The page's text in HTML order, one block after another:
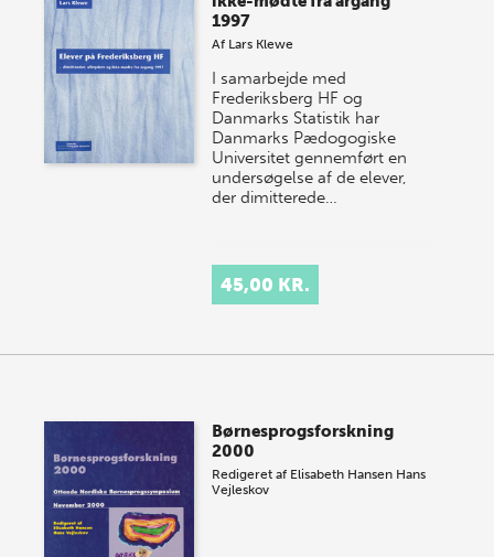
1997
Af Lars Klewe
I samarbejde med
Frederiksberg HF og
Danmarks Statistik har
Danmarks Pædogogiske
Universitet gennemført en
undersøgelse af de elever,
der dimitterede…
45,00 KR.
Børnesprogsforskning
2000
Redigeret af Elisabeth Hansen Hans
Vejleskov